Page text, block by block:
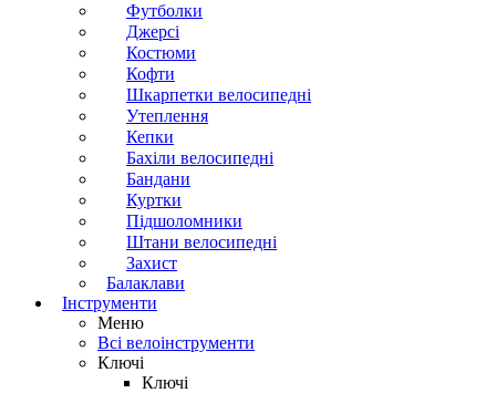
Футболки
Джерсі
Костюми
Кофти
Шкарпетки велосипедні
Утеплення
Кепки
Бахіли велосипедні
Бандани
Куртки
Підшоломники
Штани велосипедні
Захист
Балаклави
Інструменти
Меню
Всі велоінструменти
Ключі
Ключі